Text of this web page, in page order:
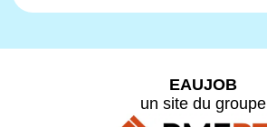
EAUJOB
un site du groupe